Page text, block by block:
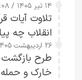
۱۴ تیر ۱۴۰۵ / ۱۵:۰۸
تلاوت آیات
انقلاب چه
۲۶ اردیبهشت ۱۴۰۵ / ۱۰:۱۵
طرح‌
خارک و